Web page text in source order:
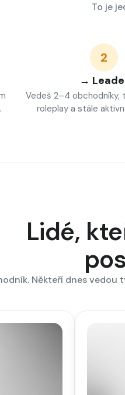
To je
2
→
Vedeš 2–4 obchodníky,
roleplay a stále
Lidé,
Někteří dnes